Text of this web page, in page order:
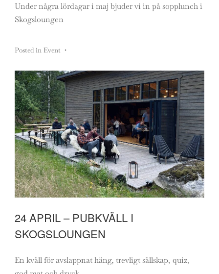
Under några lördagar i maj bjuder vi in på sopplunch i
Skogsloungen
Posted in Event •
24 APRIL – PUBKVÄLL I
SKOGSLOUNGEN
En kväll för avslappnat häng, trevligt sällskap, quiz,